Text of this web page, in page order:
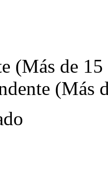
(Más de 15
(Más